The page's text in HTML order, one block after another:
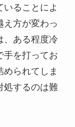
いることによ
え方が変わっ
、ある程度冷
手を打ってお
められてしま
処するのは難